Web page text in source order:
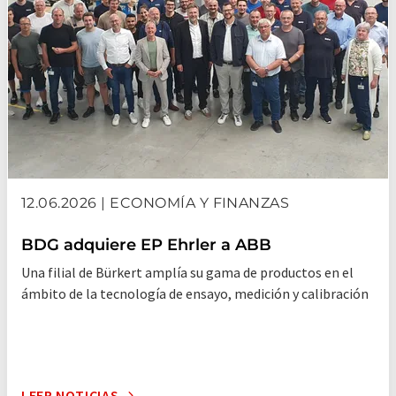
12.06.2026 | ECONOMÍA Y FINANZAS
BDG adquiere EP Ehrler a ABB
Una filial de Bürkert amplía su gama de productos en el
ámbito de la tecnología de ensayo, medición y calibración